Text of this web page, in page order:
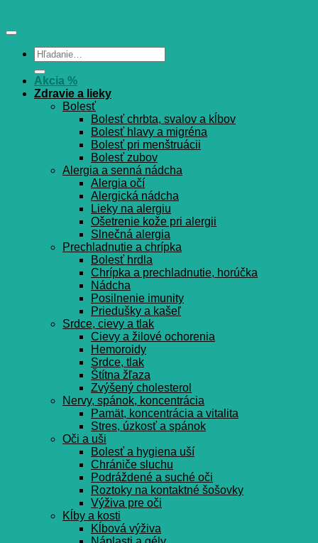
Hľadať:
Akcia %
Zdravie a lieky
Bolesť
Bolesť chrbta, svalov a kĺbov
Bolesť hlavy a migréna
Bolesť pri menštruácii
Bolesť zubov
Alergia a senná nádcha
Alergia očí
Alergická nádcha
Lieky na alergiu
Ošetrenie kože pri alergii
Slnečná alergia
Prechladnutie a chrípka
Bolesť hrdla
Chrípka a prechladnutie, horúčka
Nádcha
Posilnenie imunity
Priedušky a kašeľ
Srdce, cievy a tlak
Cievy a žilové ochorenia
Hemoroidy
Srdce, tlak
Štítna žľaza
Zvýšený cholesterol
Nervy, spánok, koncentrácia
Pamät, koncentrácia a vitalita
Stres, úzkosť a spánok
Oči a uši
Bolesť a hygiena uší
Chrániče sluchu
Podráždené a suché oči
Roztoky na kontaktné šošovky
Výživa pre oči
Kĺby a kosti
Kĺbová výživa